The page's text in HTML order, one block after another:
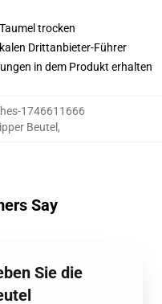
trocken
Drittanbieter-Führer
in dem Produkt erhalten
1746611666
Beutel ,
Say
Sie die